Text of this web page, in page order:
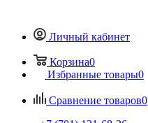
Личный кабинет
Корзина0
Избранные товары0
Сравнение товаров0